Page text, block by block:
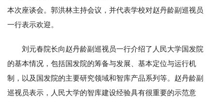
本次座谈会。郭洪林主持会议，并代表学校对赵丹龄副巡视员
一行表示欢迎。
刘元春院长向赵丹龄副巡视员一行介绍了人民大学国发院
的基本情况，包括国发院的筹备与发展、基本定位与运行机
制，以及国发院的主要研究领域和智库产品系列等。赵丹龄副
巡视员表示，人民大学的智库建设经验具有很重要的示范意